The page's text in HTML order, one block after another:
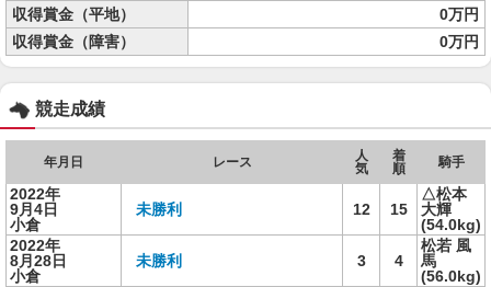
収得賞金（平地）
0万円
収得賞金（障害）
0万円
競走成績
年月日 レース
人
気
着
順
騎手
2022年
9月4日
小倉
未勝利 12 15
△松本
大輝
(54.0kg)
2022年
8月28日
小倉
未勝利 3 4
松若 風
馬
(56.0kg)